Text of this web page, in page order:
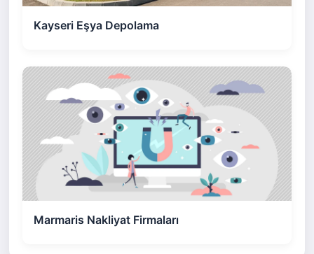
Kayseri Eşya Depolama
Marmaris Nakliyat Firmaları